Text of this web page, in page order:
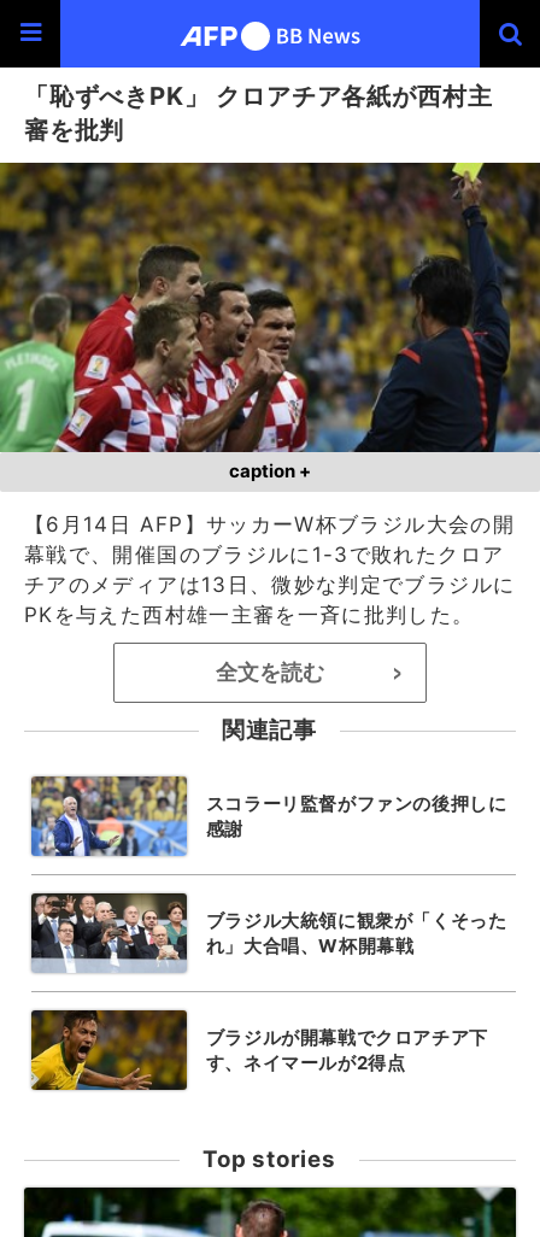
「恥ずべきPK」 クロアチア各紙が西村主
審を批判
caption +
【6月14日 AFP】サッカーW杯ブラジル大会の開
幕戦で、開催国のブラジルに1-3で敗れたクロア
チアのメディアは13日、微妙な判定でブラジルに
PKを与えた西村雄一主審を一斉に批判した。
全文を読む >
関連記事
スコラーリ監督がファンの後押しに
感謝
ブラジル大統領に観衆が「くそった
れ」大合唱、W杯開幕戦
ブラジルが開幕戦でクロアチア下
す、ネイマールが2得点
Top stories